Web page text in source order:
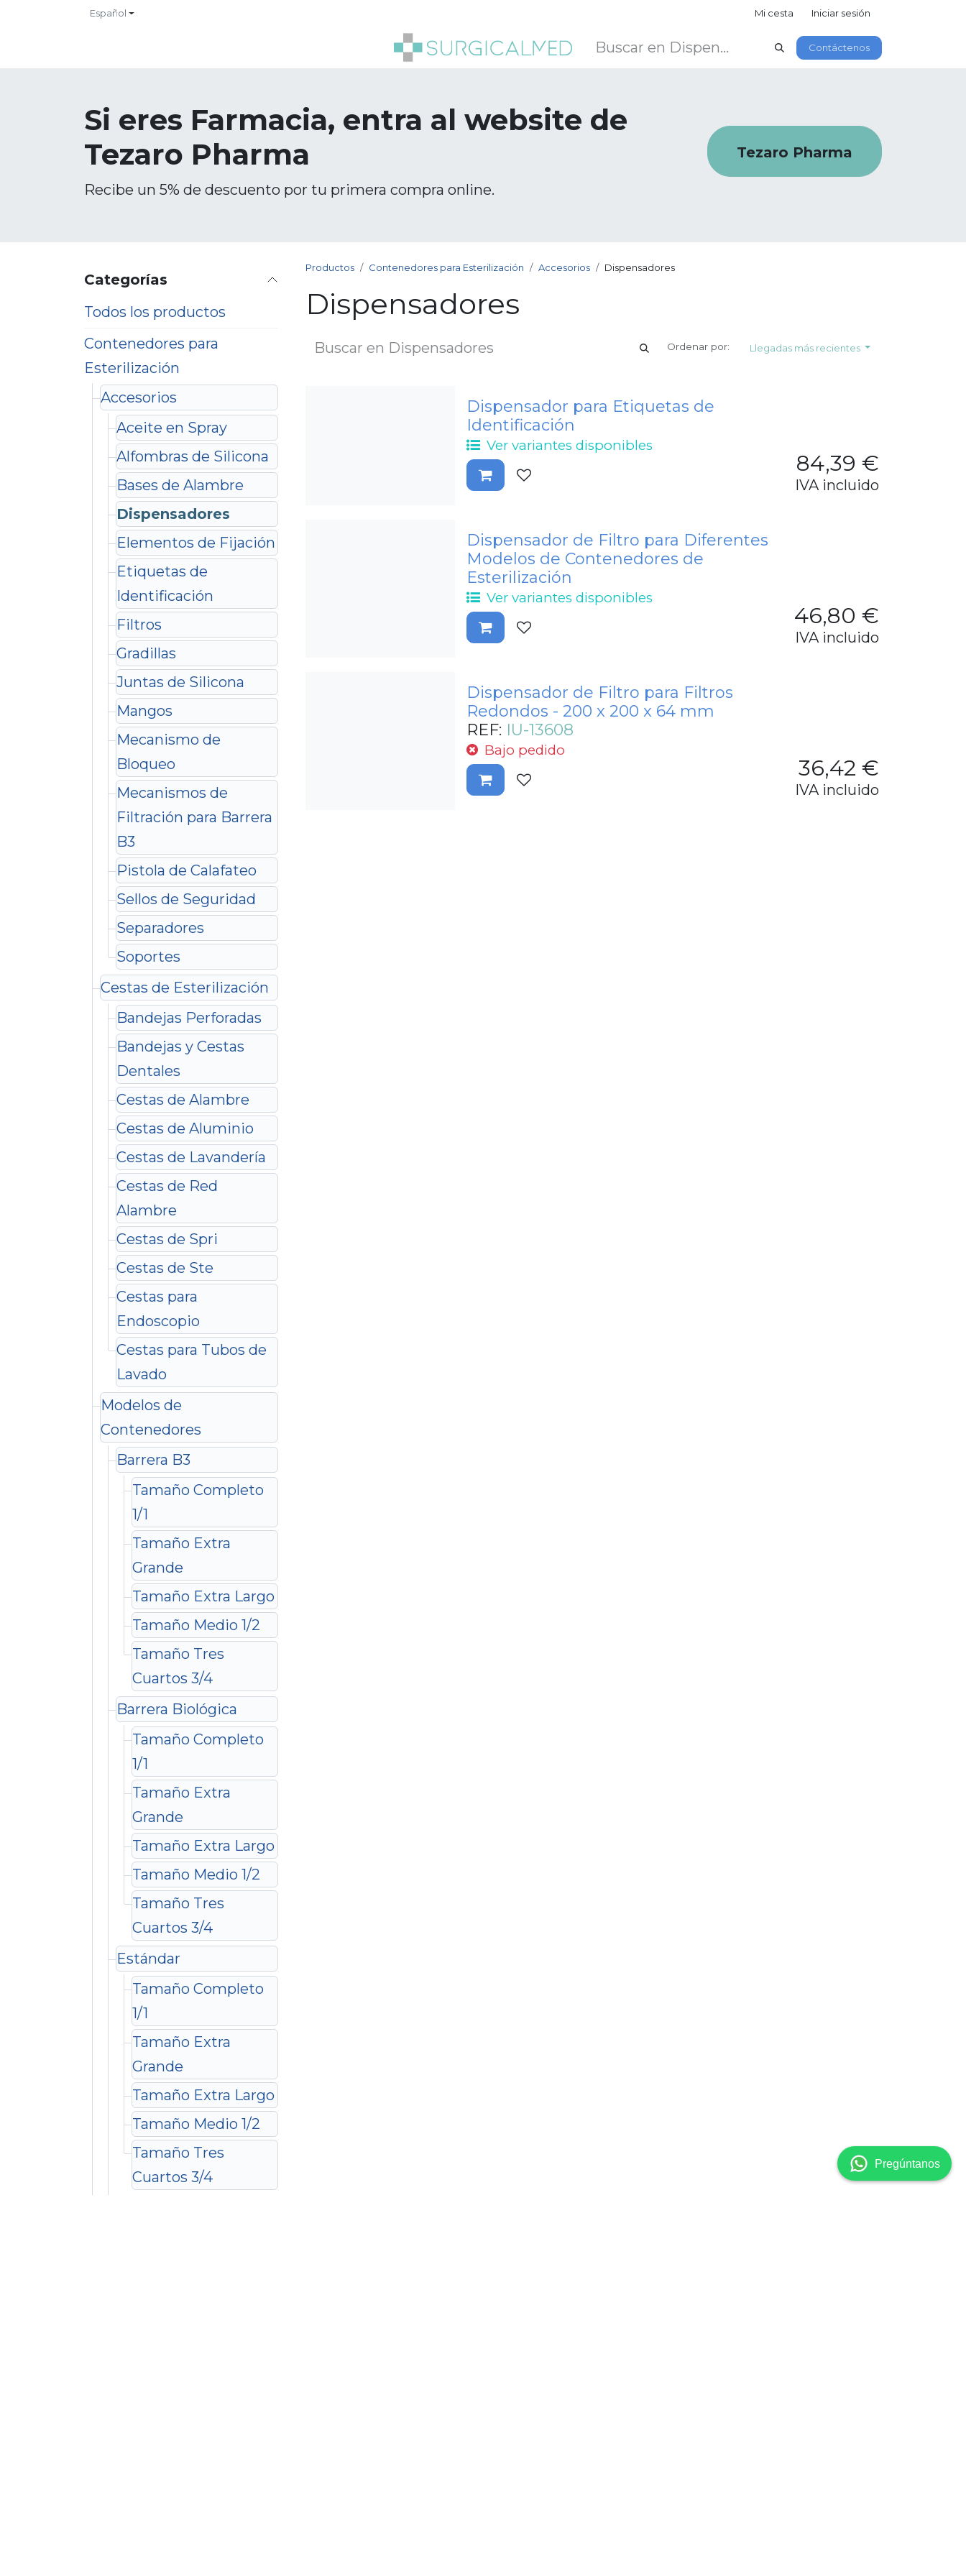
Ir al contenidoEspañol Mi cesta Iniciar sesión
Contáctenos
Si eres Farmacia, entra al website de
Tezaro Pharma
Recibe un 5% de descuento por tu primera compra online.
Tezaro Pharma
Categorías
Todos los productos
Contenedores para
Esterilización
Accesorios
Aceite en Spray
Alfombras de Silicona
Bases de Alambre
Dispensadores
Elementos de Fijación
Etiquetas de
Identificación
Filtros
Gradillas
Juntas de Silicona
Mangos
Mecanismo de
Bloqueo
Mecanismos de
Filtración para Barrera
B3
Pistola de Calafateo
Sellos de Seguridad
Separadores
Soportes
Cestas de Esterilización
Bandejas Perforadas
Bandejas y Cestas
Dentales
Cestas de Alambre
Cestas de Aluminio
Cestas de Lavandería
Cestas de Red
Alambre
Cestas de Spri
Cestas de Ste
Cestas para
Endoscopio
Cestas para Tubos de
Lavado
Modelos de
Contenedores
Barrera B3
Tamaño Completo
1/1
Tamaño Extra
Grande
Tamaño Extra Largo
Tamaño Medio 1/2
Tamaño Tres
Cuartos 3/4
Barrera Biológica
Tamaño Completo
1/1
Tamaño Extra
Grande
Tamaño Extra Largo
Tamaño Medio 1/2
Tamaño Tres
Cuartos 3/4
Estándar
Tamaño Completo
1/1
Tamaño Extra
Grande
Tamaño Extra Largo
Tamaño Medio 1/2
Tamaño Tres
Cuartos 3/4
Productos Contenedores para Esterilización Accesorios Dispensadores
Dispensadores
Ordenar por: Llegadas más recientes
Dispensador para Etiquetas de
Identificación
Ver variantes disponibles
84,39 €
IVA incluido
Dispensador de Filtro para Diferentes
Modelos de Contenedores de
Esterilización
Ver variantes disponibles
46,80 €
IVA incluido
Dispensador de Filtro para Filtros
Redondos - 200 x 200 x 64 mm
REF: IU-13608
Bajo pedido
36,42 €
IVA incluido
Pregúntanos